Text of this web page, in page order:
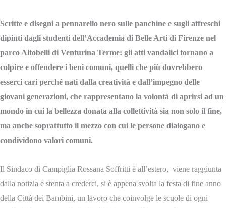
Scritte e disegni a pennarello nero sulle panchine e sugli affreschi
dipinti dagli studenti dell’Accademia di Belle Arti di Firenze nel
parco Altobelli di Venturina Terme: gli atti vandalici tornano a
colpire e offendere i beni comuni, quelli che più dovrebbero
esserci cari perché nati dalla creatività e dall’impegno delle
giovani generazioni, che rappresentano la volontà di aprirsi ad un
mondo in cui la bellezza donata alla collettività sia non solo il fine,
ma anche soprattutto il mezzo con cui le persone dialogano e
condividono valori comuni.
Il Sindaco di Campiglia Rossana Soffritti è all’estero, viene raggiunta
dalla notizia e stenta a crederci, si è appena svolta la festa di fine anno
della Città dei Bambini, un lavoro che coinvolge le scuole di ogni